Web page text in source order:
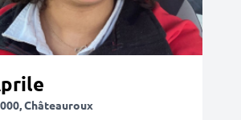
Châteauroux